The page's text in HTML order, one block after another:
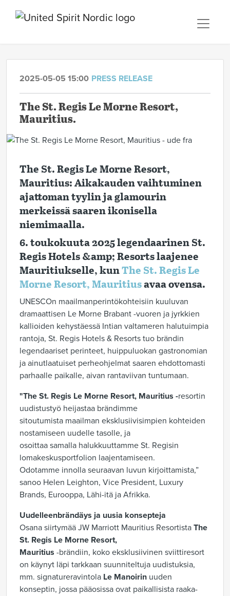
2025-05-05 15:00 PRESS RELEASE
The St. Regis Le Morne Resort,
Mauritius.
The St. Regis Le Morne Resort,
Mauritius: Aikakauden vaihtuminen
ajattoman tyylinja glamourin
merkeissä saaren ikonisella
niemimaalla.
6. toukokuuta 2025 legendaarinen St.
Regis Hotels &amp; Resorts laajenee
Mauritiukselle, kunThe St. Regis Le
Morne Resort, Mauritiusavaa ovensa.
UNESCOn maailmanperintökohteisiin kuuluvan
dramaattisen Le Morne Brabant -vuoren ja jyrkkien
kallioiden kehystäessä Intian valtameren halutuimpia
rantoja, St. Regis Hotels & Resorts tuo brändin
legendaariset perinteet, huippuluokan gastronomian
ja ainutlaatuiset perheohjelmat saaren ehdottomasti
parhaalle paikalle, aivan rantaviivan tuntumaan.
"The St. Regis Le Morne Resort, Mauritius -resortin
uudistustyö heijastaa brändimme
sitoutumista maailman eksklusiivisimpien kohteiden
nostamiseen uudelle tasolle, ja
osoittaa samalla halukkuuttamme St. Regisin
lomakeskusportfolion laajentamiseen.
Odotamme innolla seuraavan luvun kirjoittamista,”
sanoo Helen Leighton, Vice President, Luxury
Brands, Eurooppa, Lähi-itä ja Afrikka.
Uudelleenbrändäys ja uusia konsepteja
Osana siirtymää JW Marriott Mauritius Resortista The
St. Regis Le Morne Resort,
Mauritius -brändiin, koko eksklusiivinen sviittiresort
on käynyt läpi tarkkaan suunniteltuja uudistuksia,
mm. signatureravintola Le Manoirin uuden
konseptin, jossa pääosissa ovat paikallisista raaka-